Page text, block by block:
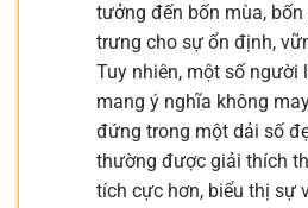
tưởng đến bốn mùa,
trưng cho sự ổn định,
Tuy nhiên, một số người
mang ý nghĩa không
đứng trong một dải số
thường được giải thích
tích cực hơn, biểu thị sự